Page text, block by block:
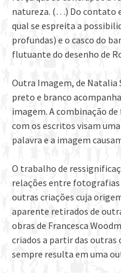
natureza. (…) Do contato
qual se espreita a
profundas) e o casco do
flutuante do desenho de
Outra Imagem, de
preto e branco
imagem. A combinação
com os escritos visam
palavra e a imagem
O trabalho de
relações entre fotografias
outras criações cuja
aparente retirados de
obras de Francesca
criados a partir das outras
sempre resulta em uma